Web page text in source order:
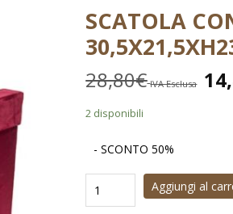
SCATOLA
28,80€ IVA Esclusa
2 disponibili
- SCONTO 50%
Aggiungi al